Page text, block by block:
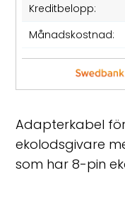
Kreditbelopp:
Månadskostnad:
Adapterkabel
ekolodsgivare
som har 8-pin